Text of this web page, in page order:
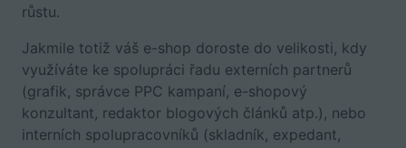
růstu.
Jakmile totiž váš e-shop doroste do velikosti, kdy
využíváte ke spolupráci řadu externích partnerů
(grafik, správce PPC kampaní, e-shopový
konzultant, redaktor blogových článků atp.), nebo
interních spolupracovníků (skladník, expedant,